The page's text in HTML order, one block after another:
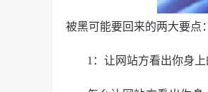
被黑可能要回来的两大要点：
1：让网站方看出你身上